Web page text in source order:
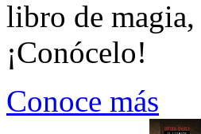
libro de magia,
¡Conócelo!
Conoce más